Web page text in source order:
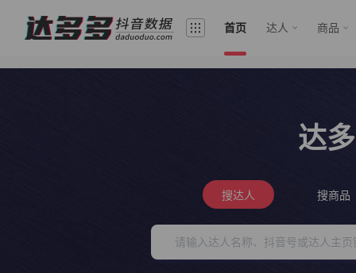
首页 达人 商品
达
搜达人 搜商品